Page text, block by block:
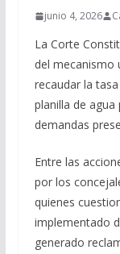
junio 4, 2026
La Corte
del mecanismo
recaudar la
planilla de
demandas
Entre las
por los
quienes
implementado
generado